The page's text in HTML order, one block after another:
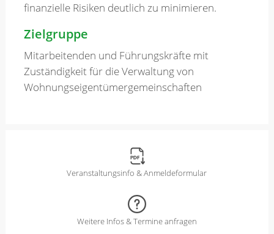
finanzielle Risiken deutlich zu minimieren.
Zielgruppe
Mitarbeitenden und Führungskräfte mit
Zuständigkeit für die Verwaltung von
Wohnungseigentümergemeinschaften
Veranstaltungsinfo & Anmeldeformular
Weitere Infos & Termine anfragen